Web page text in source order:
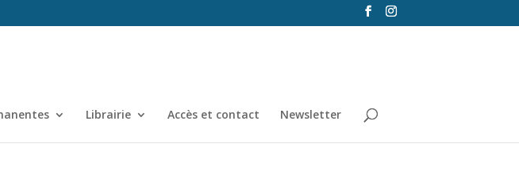
Librairie Accès et contact Newsletter